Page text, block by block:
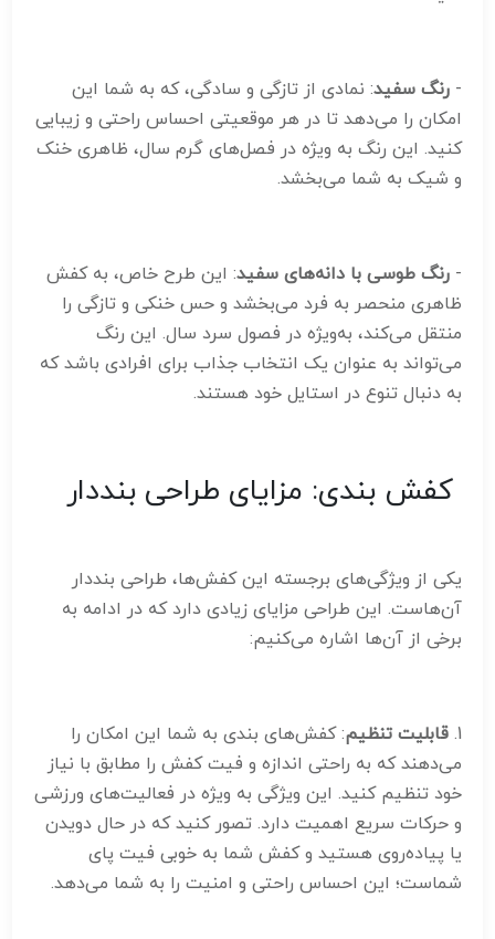
-رنگ سفید: نمادی از تازگی و سادگی، که به شما این
امکان را می‌دهد تا در هر موقعیتی احساس راحتی و زیبایی
کنید. این رنگ به ویژه در فصل‌های گرم سال، ظاهری خنک
و شیک به شما می‌بخشد.
-رنگ طوسی با دانه‌های سفید: این طرح خاص، به کفش
ظاهری منحصر به فرد می‌بخشد و حس خنکی و تازگی را
منتقل می‌کند، به‌ویژه در فصول سرد سال. این رنگ
می‌تواند به عنوان یک انتخاب جذاب برای افرادی باشد که
به دنبال تنوع در استایل خود هستند.
کفش بندی: مزایای طراحی بنددار
یکی از ویژگی‌های برجسته این کفش‌ها، طراحی بنددار
آن‌هاست. این طراحی مزایای زیادی دارد که در ادامه به
برخی از آن‌ها اشاره می‌کنیم:
1. قابلیت تنظیم: کفش‌های بندی به شما این امکان را
می‌دهند که به راحتی اندازه و فیت کفش را مطابق با نیاز
خود تنظیم کنید. این ویژگی به ویژه در فعالیت‌های ورزشی
و حرکات سریع اهمیت دارد. تصور کنید که در حال دویدن
یا پیاده‌روی هستید و کفش شما به خوبی فیت پای
شماست؛ این احساس راحتی و امنیت را به شما می‌دهد.